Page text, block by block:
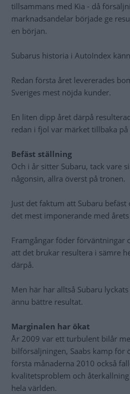
tillsammans med Kia - då
marknadsandelar började ge
en början.
Subarus historia i AutoIndex
Redan första året levererades
Sveriges mest nöjda kunder.
En liten dipp året därpå
redan i fjol var märket tillbaka
Befäst ställning
Och i år sitter Subaru, tack vare
någonsin, allra överst på tronen.
Just det faktum att Subaru
det mest imponerande med
Framgångar föder förväntningar
att det brukar resultera i sämre
därpå.
Men här har alltså Subaru
ännu bättre resultat.
Marginalen har ökat
År 2009 var ett turbulent bilår
bilförsäljningen, Saabs kamp för
första månaderna 2010 också
kvalitetsproblem och
hela världen.